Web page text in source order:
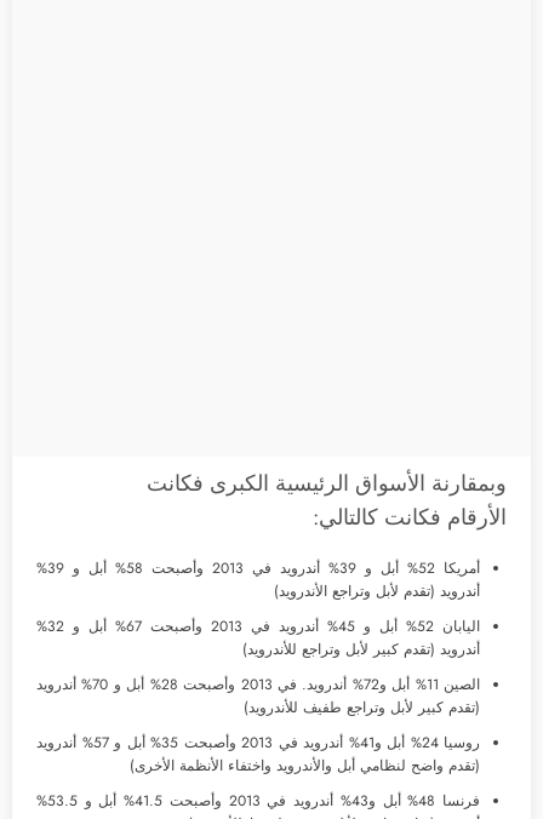
وبمقارنة الأسواق الرئيسية الكبرى فكانت
الأرقام فكانت كالتالي:
أمريكا 52% أبل و 39% أندرويد في 2013 وأصبحت 58% أبل و 39%
أندرويد (تقدم لأبل وتراجع الأندرويد)
اليابان 52% أبل و 45% أندرويد في 2013 وأصبحت 67% أبل و 32%
أندرويد (تقدم كبير لأبل وتراجع للأندرويد)
الصين 11% أبل و72% أندرويد. في 2013 وأصبحت 28% أبل و 70% أندرويد
(تقدم كبير لأبل وتراجع طفيف للأندرويد)
روسيا 24% أبل و41% أندرويد في 2013 وأصبحت 35% أبل و 57% أندرويد
(تقدم واضح لنظامي أبل والأندرويد واختفاء الأنظمة الأخرى)
فرنسا 48% أبل و43% أندرويد في 2013 وأصبحت 41.5% أبل و 53.5%